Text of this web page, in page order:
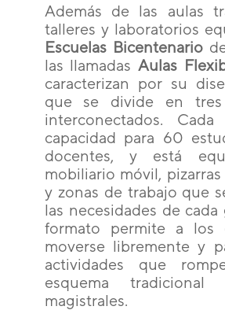
Además de las aulas
talleres y laboratorios
Escuelas Bicentenario
las llamadasAulas
caracterizan por su
que se divide en tres
interconectados.
capacidad para 60
docentes, y está
mobiliario móvil,
y zonas de trabajo que
las necesidades de
formato permite a los
moverse libremente y
actividades que
esquema tradicional
magistrales.